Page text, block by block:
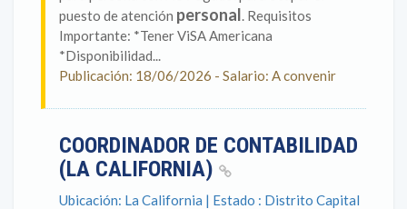
puesto de atención personal. Requisitos
Importante: *Tener ViSA Americana
*Disponibilidad...
Publicación: 18/06/2026 - Salario: A convenir
COORDINADOR DE CONTABILIDAD
(LA CALIFORNIA)
Ubicación: La California | Estado : Distrito Capital